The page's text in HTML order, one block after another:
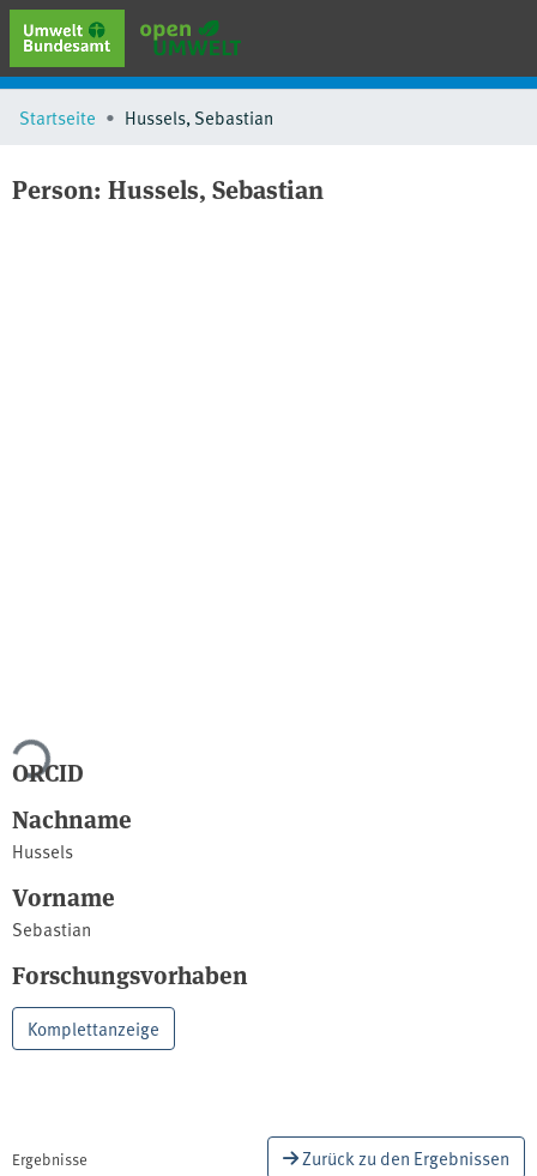
erweiterte Suche
Browse
Schlagwörter
Startseite Hussels, Sebastian
Person: Hussels, Sebastian
ORCID
Nachname
Hussels
Vorname
Sebastian
Forschungsvorhaben
Komplettanzeige
Ergebnisse Zurück zu den Ergebnissen